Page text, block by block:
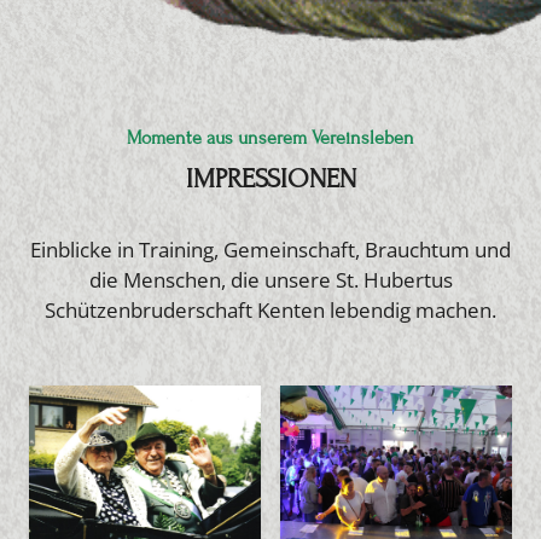
Momente aus unserem Vereinsleben
IMPRESSIONEN
Einblicke in Training, Gemeinschaft, Brauchtum und
die Menschen, die unsere St. Hubertus
Schützenbruderschaft Kenten lebendig machen.